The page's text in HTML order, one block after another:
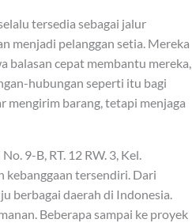
tersedia sebagai jalur
menjadi pelanggan setia. Mereka
balasan cepat membantu mereka,
hubungan seperti itu bagi
mengirim barang, tetapi menjaga
9-B, RT. 12 RW. 3, Kel.
kebanggaan tersendiri. Dari
berbagai daerah di Indonesia.
Beberapa sampai ke proyek